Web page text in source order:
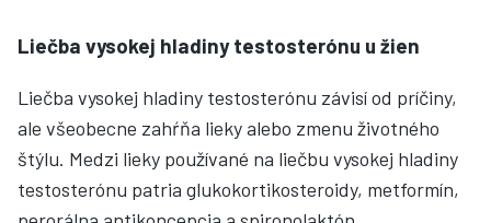
Liečba vysokej hladiny testosterónu u žien
Liečba vysokej hladiny testosterónu závisí od príčiny,
ale všeobecne zahŕňa lieky alebo zmenu životného
štýlu. Medzi lieky používané na liečbu vysokej hladiny
testosterónu patria glukokortikosteroidy, metformín,